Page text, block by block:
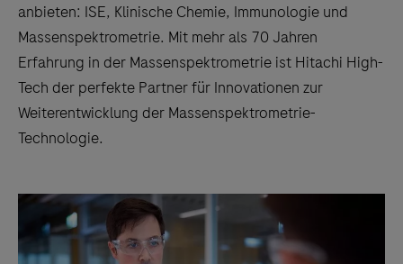
anbieten: ISE, Klinische Chemie, Immunologie und
Massenspektrometrie. Mit mehr als 70 Jahren
Erfahrung in der Massenspektrometrie ist Hitachi High-
Tech der perfekte Partner für Innovationen zur
Weiterentwicklung der Massenspektrometrie-
Technologie.